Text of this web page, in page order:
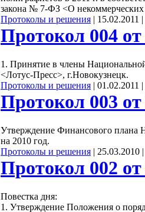
закона № 7-ФЗ <О некоммерческих
Протоколы и решения | 15.02.2011 |
Протокол 004 от
1. Принятие в члены
<Лотус-Пресс>, г.Новокузнецк.
Протоколы и решения | 01.02.2011 |
Протокол 003 от
Утверждение Финансового плана
на 2010 год.
Протоколы и решения | 25.03.2010 |
Протокол 002 от
Повестка дня:
1. Утверждение Положения о